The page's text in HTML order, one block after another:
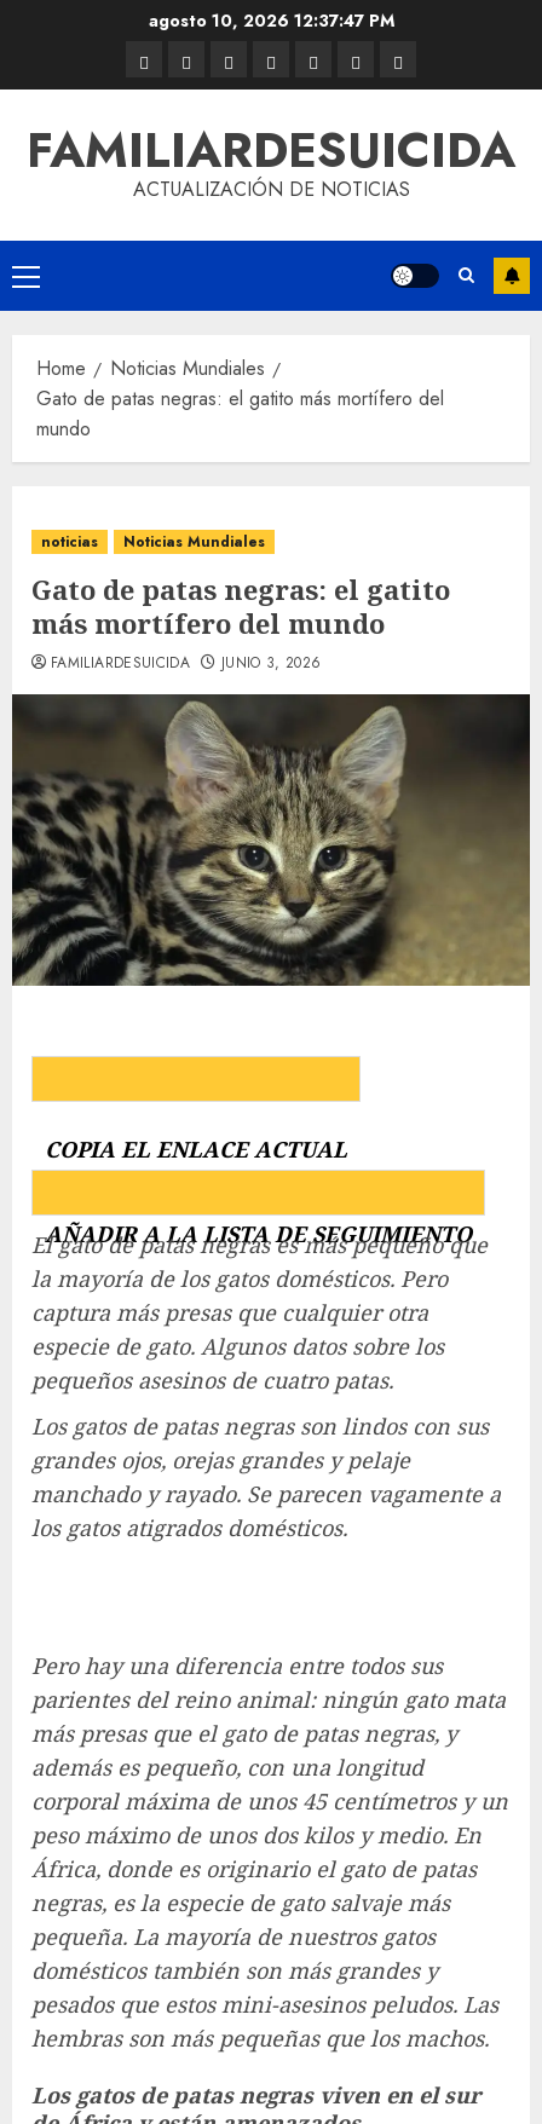
agosto 10, 2026 12:37:47 PM
FAMILIARDESUICIDA
ACTUALIZACIÓN DE NOTICIAS
Home
Noticias Mundiales
Gato de patas negras: el gatito más mortífero del
mundo
noticias Noticias Mundiales
Gato de patas negras: el gatito
más mortífero del mundo
FAMILIARDESUICIDA JUNIO 3, 2026
COPIA EL ENLACE ACTUAL
AÑADIR A LA LISTA DE SEGUIMIENTO
El gato de patas negras es más pequeño que
la mayoría de los gatos domésticos. Pero
captura más presas que cualquier otra
especie de gato. Algunos datos sobre los
pequeños asesinos de cuatro patas.
Los gatos de patas negras son lindos con sus
grandes ojos, orejas grandes y pelaje
manchado y rayado. Se parecen vagamente a
los gatos atigrados domésticos.
Pero hay una diferencia entre todos sus
parientes del reino animal: ningún gato mata
más presas que el gato de patas negras, y
además es pequeño, con una longitud
corporal máxima de unos 45 centímetros y un
peso máximo de unos dos kilos y medio. En
África, donde es originario el gato de patas
negras, es la especie de gato salvaje más
pequeña. La mayoría de nuestros gatos
domésticos también son más grandes y
pesados ​​que estos mini-asesinos peludos. Las
hembras son más pequeñas que los machos.
Los gatos de patas negras viven en el sur